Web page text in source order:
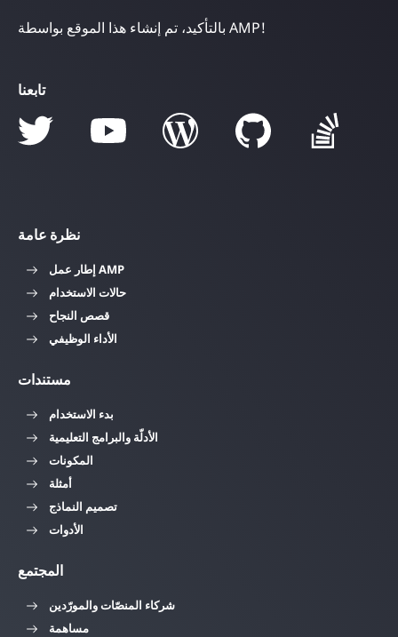
بالتأكيد، تم إنشاء هذا الموقع بواسطة AMP!
تابعنا
نظرة عامة
إطار عمل AMP
حالات الاستخدام
قصص النجاح
الأداء الوظيفي
مستندات
بدء الاستخدام
الأدلّة والبرامج التعليمية
المكونات
أمثلة
تصميم النماذج
الأدوات
المجتمع
شركاء المنصّات والمورّدين
مساهمة